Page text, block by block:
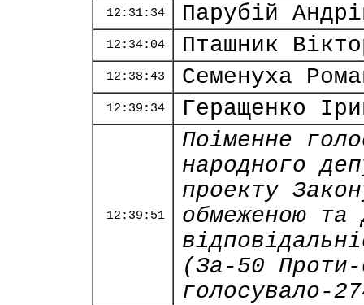
12:31:34 Парубій
12:34:04 Пташник
12:38:43 Семенуха
12:39:34 Геращенко
12:39:51
Поіменне
народного
проекту
обмеженою та
(За-50
голосувало-